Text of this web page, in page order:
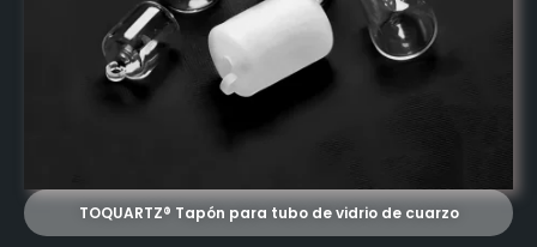
TOQUARTZ® Tapón para tubo de vidrio de cuarzo